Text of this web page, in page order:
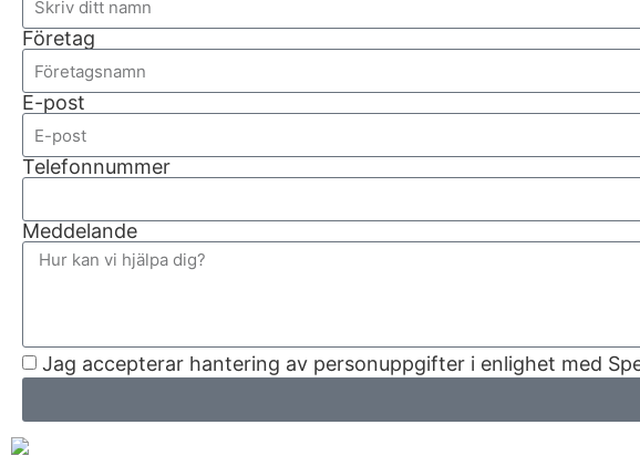
Företag
E-post
Telefonnummer
Meddelande
Jag accepterar hantering av personuppgifter i enlighet med